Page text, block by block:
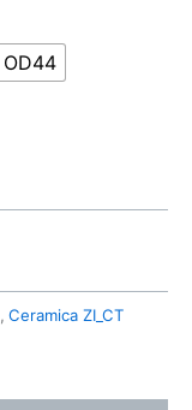
OD44
, Ceramica ZI_CT